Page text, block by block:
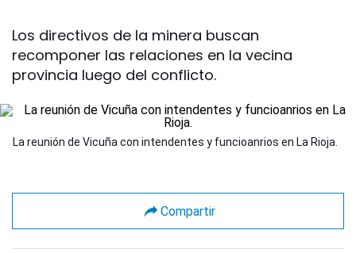
Los directivos de la minera buscan
recomponer las relaciones en la vecina
provincia luego del conflicto.
La reunión de Vicuña con intendentes y funcioanrios en La Rioja.
Compartir